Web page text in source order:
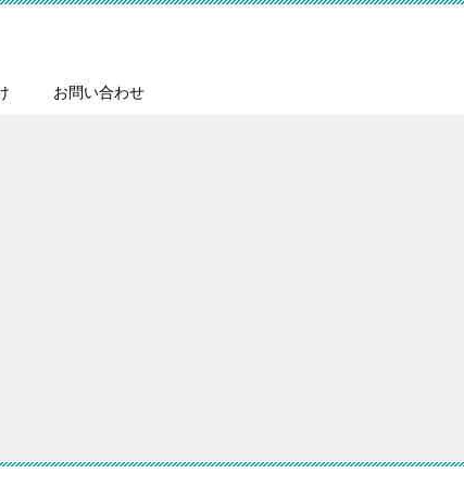
お問い合わせ